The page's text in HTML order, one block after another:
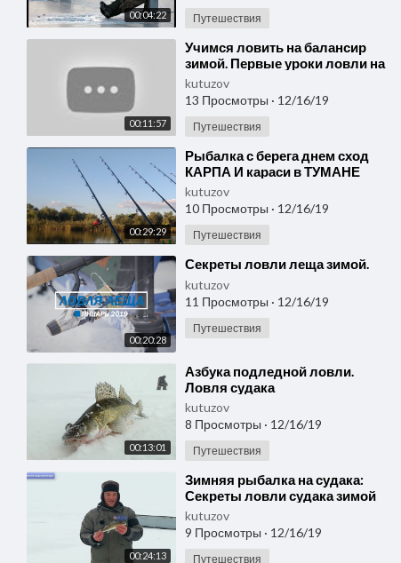
00:04:22 Путешествия
00:11:57
⁣Учимся ловить на балансир
зимой. Первые уроки ловли на
балансир щуку и окуня
kutuzov
13 Просмотры · 12/16/19
Путешествия
00:29:29
⁣Рыбалка с берега днем сход
КАРПА И караси в ТУМАНЕ
kutuzov
10 Просмотры · 12/16/19
Путешествия
00:20:28
⁣Секреты ловли леща зимой.
kutuzov
11 Просмотры · 12/16/19
Путешествия
00:13:01
⁣Азбука подледной ловли.
Ловля судака
kutuzov
8 Просмотры · 12/16/19
Путешествия
00:24:13
⁣Зимняя рыбалка на судака:
Секреты ловли судака зимой
kutuzov
9 Просмотры · 12/16/19
Путешествия